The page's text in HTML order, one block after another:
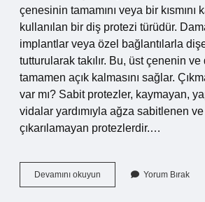
çenesinin tamamını veya bir
kullanılan bir diş protezi türüdür.
implantlar veya özel bağlantılarla
tutturularak takılır. Bu, üst çenenin ve
tamamen açık kalmasını sağlar.
var mı? Sabit protezler, kaymayan,
vidalar yardımıyla ağza sabitlenen
çıkarılamayan protezlerdir.…
Devamını okuyun Çıkmayan
Damak
Yorum Bırak